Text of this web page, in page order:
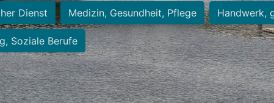
Dienst Medizin, Gesundheit, Pflege Handwerk,
Soziale Berufe